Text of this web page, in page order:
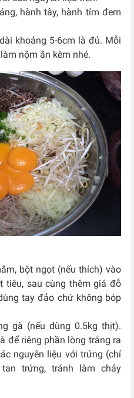
hành tây, hành tím đem
khoảng 5-6cm là đủ. Mỗi
nộm ăn kèm nhé.
bột ngọt (nếu thích) vào
tiêu, sau cùng thêm giá đỗ
tay đảo chứ không bóp
gà (nếu dùng 0.5kg thịt).
để riêng phần lòng trắng ra
nguyên liệu với trứng (chỉ
trứng, tránh làm chảy